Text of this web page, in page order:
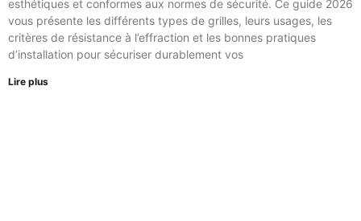
esthétiques et conformes aux normes de sécurité. Ce guide 2026
vous présente les différents types de grilles, leurs usages, les
critères de résistance à l’effraction et les bonnes pratiques
d’installation pour sécuriser durablement vos
Lire plus